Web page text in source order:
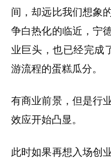
间，却远比我们想象
争白热化的临近，宁
业巨头，也已经完成
游流程的蛋糕瓜分。
有商业前景，但是行
效应开始凸显。
此时如果再想入场创